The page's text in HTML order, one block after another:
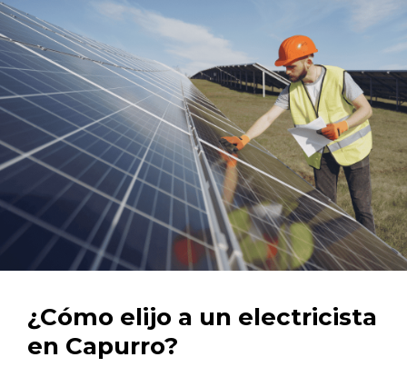
¿Cómo elijo a un electricista
en Capurro?